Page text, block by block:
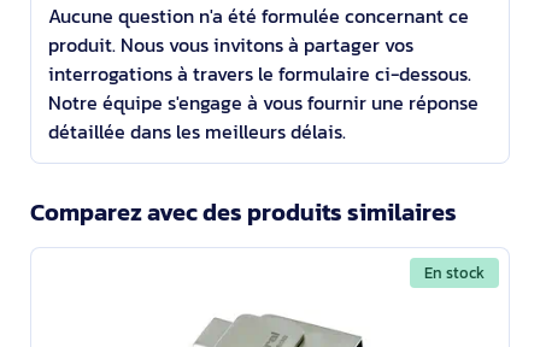
Aucune question n'a été formulée concernant ce
produit. Nous vous invitons à partager vos
interrogations à travers le formulaire ci-dessous.
Notre équipe s'engage à vous fournir une réponse
détaillée dans les meilleurs délais.
Comparez avec des produits similaires
En stock